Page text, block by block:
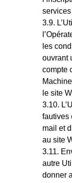
les
ouvrant
compte
le site
fautives
mail et
au site
autre
donner